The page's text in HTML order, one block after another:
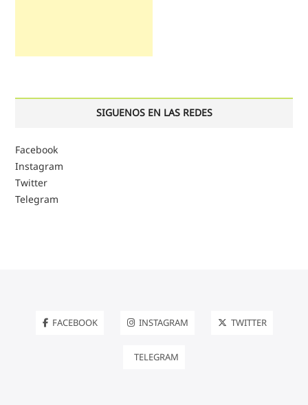
SIGUENOS EN LAS REDES
Facebook
Instagram
Twitter
Telegram
FACEBOOK INSTAGRAM TWITTER
TELEGRAM